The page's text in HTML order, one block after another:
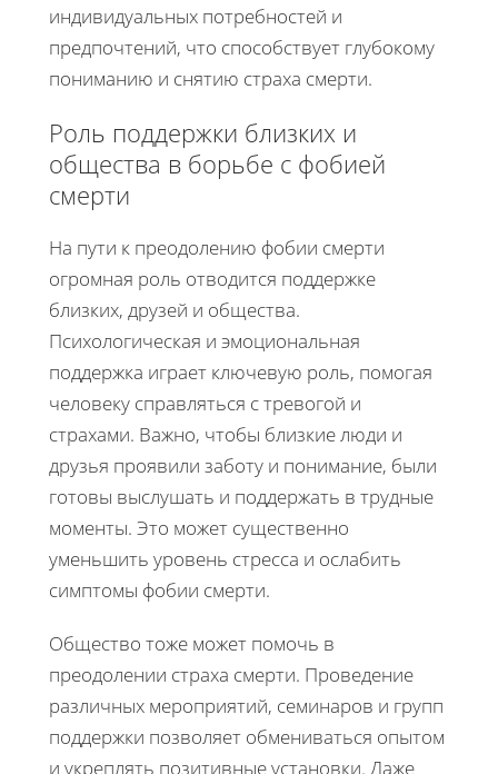
индивидуальных потребностей и
предпочтений, что способствует глубокому
пониманию и снятию страха смерти.
Роль поддержки близких и
общества в борьбе с фобией
смерти
На пути к преодолению фобии смерти
огромная роль отводится поддержке
близких, друзей и общества.
Психологическая и эмоциональная
поддержка играет ключевую роль, помогая
человеку справляться с тревогой и
страхами. Важно, чтобы близкие люди и
друзья проявили заботу и понимание, были
готовы выслушать и поддержать в трудные
моменты. Это может существенно
уменьшить уровень стресса и ослабить
симптомы фобии смерти.
Общество тоже может помочь в
преодолении страха смерти. Проведение
различных мероприятий, семинаров и групп
поддержки позволяет обмениваться опытом
и укреплять позитивные установки. Даже